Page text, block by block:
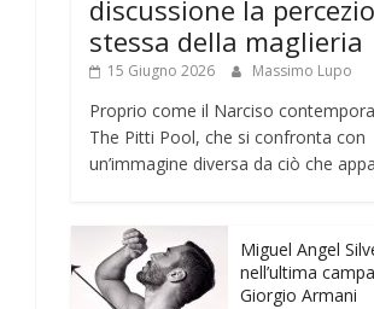
discussione la
stessa della maglieria
15 Giugno 2026 Massimo Lupo
Proprio come il Narciso
The Pitti Pool, che si confronta con
un’immagine diversa da ciò che
Miguel Angel
nell’ultima
Giorgio Armani